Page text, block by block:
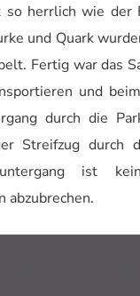
herrlich wie der
und Quark
Fertig war das
und
durch die
Streifzug durch
ist
abzubrechen.